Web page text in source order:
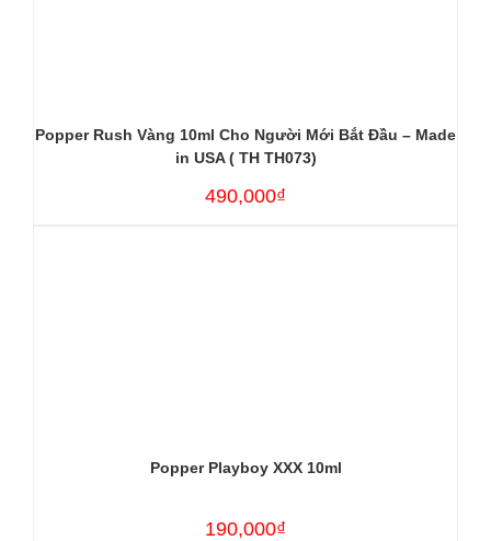
Popper Rush Vàng 10ml Cho Người Mới Bắt Đầu – Made
in USA ( TH TH073)
490,000₫
Popper Playboy XXX 10ml
190,000₫